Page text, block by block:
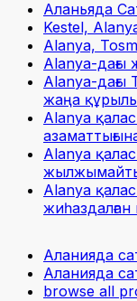
Аланьяда
Kestel,
Alanya,
Alanya-дағы
Alanya-дағы
жаңа
Alanya
Alanya
Alanya
Аланияда
Аланияда
browse all